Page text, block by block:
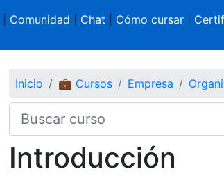
Comunidad Chat Cómo cursar|
Inicio 💼 Cursos Empresa
Introducción